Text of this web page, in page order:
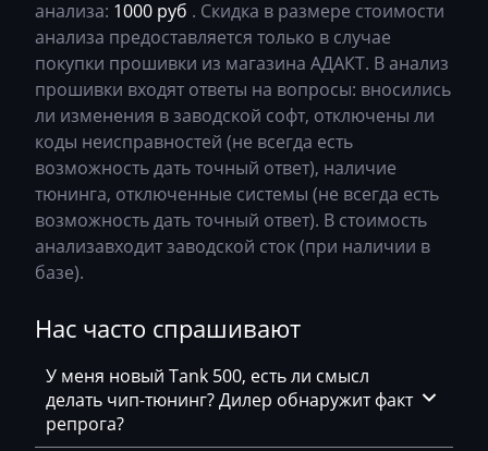
Challenger
Changan
Changhe
Chery
Chevrolet
Chrysler
Citroen
Comacchio
Cupra
Bosch MED9.5.x
Bosch MG1CS001
Bosch MG1CS002
S-Tronic Siemens
Siemens PCR2.1
Siemens PPD1.1-1.5
Simos 10xx
Simos 16
Simos 18xx
Simos 3xx
анализа: 1000 руб . Скидка в размере стоимости
анализа предоставляется только в случае
покупки прошивки из магазина АДАКТ. В анализ
прошивки входят ответы на вопросы: вносились
ли изменения в заводской софт, отключены ли
коды неисправностей (не всегда есть
возможность дать точный ответ), наличие
тюнинга, отключенные системы (не всегда есть
возможность дать точный ответ). В стоимость
анализавходит заводской сток (при наличии в
базе).
Нас часто спрашивают
У меня новый Tank 500, есть ли смысл
делать чип-тюнинг? Дилер обнаружит факт
репрога?